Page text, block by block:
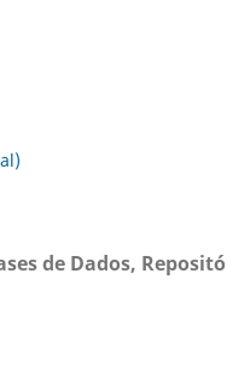
de Dados,